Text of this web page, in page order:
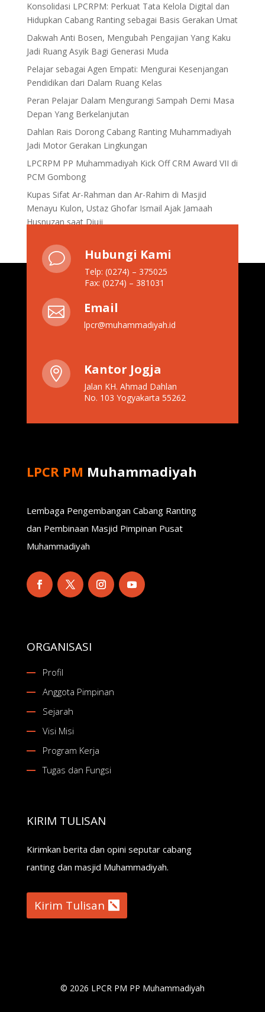
Konsolidasi LPCRPM: Perkuat Tata Kelola Digital dan
Hidupkan Cabang Ranting sebagai Basis Gerakan Umat
Dakwah Anti Bosen, Mengubah Pengajian Yang Kaku
Jadi Ruang Asyik Bagi Generasi Muda
Pelajar sebagai Agen Empati: Mengurai Kesenjangan
Pendidikan dari Dalam Ruang Kelas
Peran Pelajar Dalam Mengurangi Sampah Demi Masa
Depan Yang Berkelanjutan
Dahlan Rais Dorong Cabang Ranting Muhammadiyah
Jadi Motor Gerakan Lingkungan
LPCRPM PP Muhammadiyah Kick Off CRM Award VII di
PCM Gombong
Kupas Sifat Ar-Rahman dan Ar-Rahim di Masjid
Menayu Kulon, Ustaz Ghofar Ismail Ajak Jamaah
Husnuzan saat Diuji
v Hubungi Kami
Telp: (0274) – 375025
Fax: (0274) – 381031
 Email
lpcr@muhammadiyah.id
 Kantor Jogja
Jalan KH. Ahmad Dahlan
No. 103 Yogyakarta 55262
LPCR PM Muhammadiyah
Lembaga Pengembangan Cabang Ranting
dan Pembinaan Masjid Pimpinan Pusat
Muhammadiyah
ORGANISASI
Profil
Anggota Pimpinan
Sejarah
Visi Misi
Program Kerja
Tugas dan Fungsi
KIRIM TULISAN
Kirimkan berita dan opini seputar cabang
ranting dan masjid Muhammadiyah.
Kirim Tulisan
© 2026 LPCR PM PP Muhammadiyah